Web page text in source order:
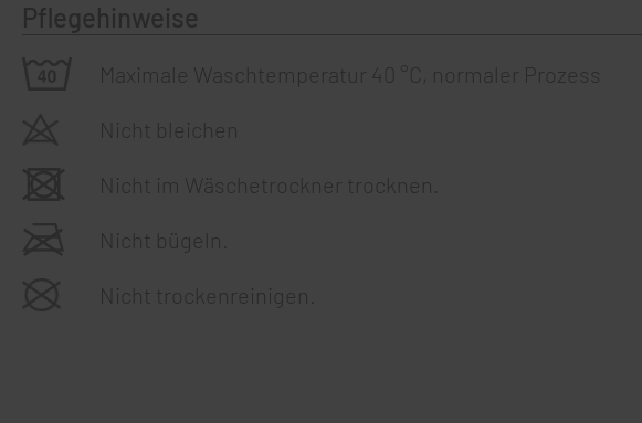
Pflegehinweise
Maximale Waschtemperatur 40 °C, normaler Prozess
Nicht bleichen
Nicht im Wäschetrockner trocknen.
Nicht bügeln.
Nicht trockenreinigen.